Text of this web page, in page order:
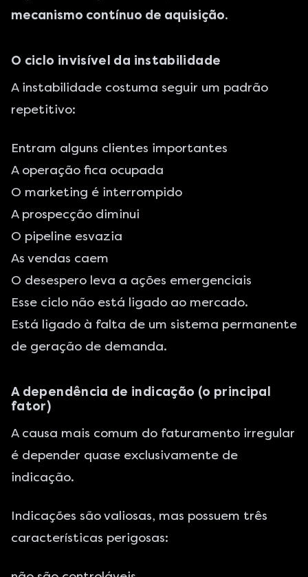
mecanismo contínuo de aquisição.
O ciclo invisível da instabilidade
A instabilidade costuma seguir um padrão
repetitivo:
Entram alguns clientes importantes
A operação fica ocupada
O marketing é interrompido
A prospecção diminui
O pipeline esvazia
As vendas caem
O desespero leva a ações emergenciais
Esse ciclo não está ligado ao mercado.
Está ligado à falta de um sistema permanente
de geração de demanda.
A dependência de indicação (o principal
fator)
A causa mais comum do faturamento irregular
é depender quase exclusivamente de
indicação.
Indicações são valiosas, mas possuem três
características perigosas: